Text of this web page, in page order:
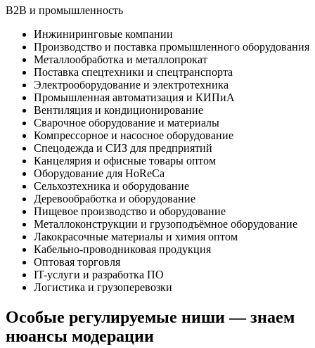
B2B и промышленность
Инжиниринговые компании
Производство и поставка промышленного оборудования
Металлообработка и металлопрокат
Поставка спецтехники и спецтранспорта
Электрооборудование и электротехника
Промышленная автоматизация и КИПиА
Вентиляция и кондиционирование
Сварочное оборудование и материалы
Компрессорное и насосное оборудование
Спецодежда и СИЗ для предприятий
Канцелярия и офисные товары оптом
Оборудование для HoReCa
Сельхозтехника и оборудование
Деревообработка и оборудование
Пищевое производство и оборудование
Металлоконструкции и грузоподъёмное оборудование
Лакокрасочные материалы и химия оптом
Кабельно-проводниковая продукция
Оптовая торговля
IT-услуги и разработка ПО
Логистика и грузоперевозки
Особые регулируемые ниши — знаем
нюансы модерации